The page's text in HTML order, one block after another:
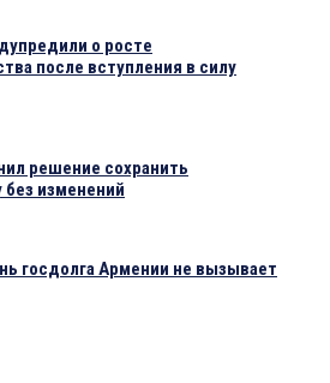
о росте
после вступления в силу
решение сохранить
изменений
госдолга Армении не вызывает